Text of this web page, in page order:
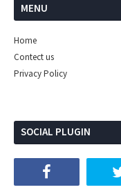
MENU
Home
Contect us
Privacy Policy
SOCIAL PLUGIN